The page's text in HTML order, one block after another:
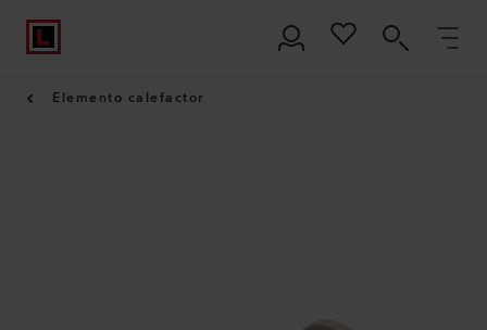
Elemento calefactor